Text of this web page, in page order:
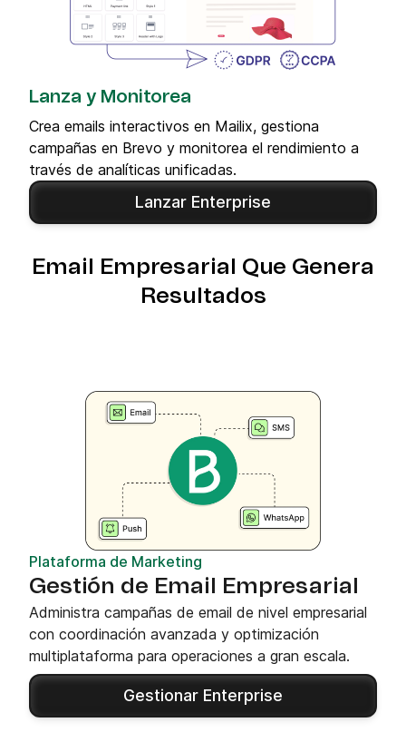
Lanza y Monitorea
Crea emails interactivos en Mailix, gestiona
campañas en Brevo y monitorea el rendimiento a
través de analíticas unificadas.
Lanzar Enterprise
Email Empresarial Que Genera
Resultados
Plataforma de Marketing
Gestión de Email Empresarial
Administra campañas de email de nivel empresarial
con coordinación avanzada y optimización
multiplataforma para operaciones a gran escala.
Gestionar Enterprise